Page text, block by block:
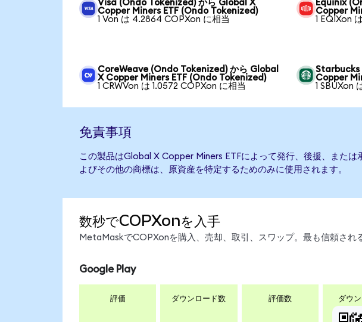
Visa (Ondo Tokenized) から Global X
Copper Miners ETF (Ondo Tokenized)
1 Von は 4.2864 COPXon に相当
Equinix
Copper
1 EQIXon
CoreWeave (Ondo Tokenized) から Global
X Copper Miners ETF (Ondo Tokenized)
1 CRWVon は 1.0572 COPXon に相当
Starbucks
Copper
1 SBUXon
免責事項
この製品はGlobal X Copper Miners ETFによって発行、後援、また
よびその他の商標は、原資産を特定するためのみに使用されます。
数秒でCOPXonを入手
MetaMaskでCOPXonを購入、売却、取引、スワップ。最も信頼され
Google Play
評価 ダウンロード数 評価数 ダウ